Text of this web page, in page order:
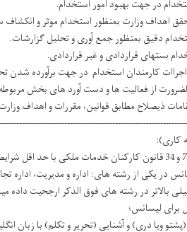
کاری):
یکی از رشته های: اداره و مدیریت، اداره
بالاتر در رشته های فوق الذکر ارجحیت داده